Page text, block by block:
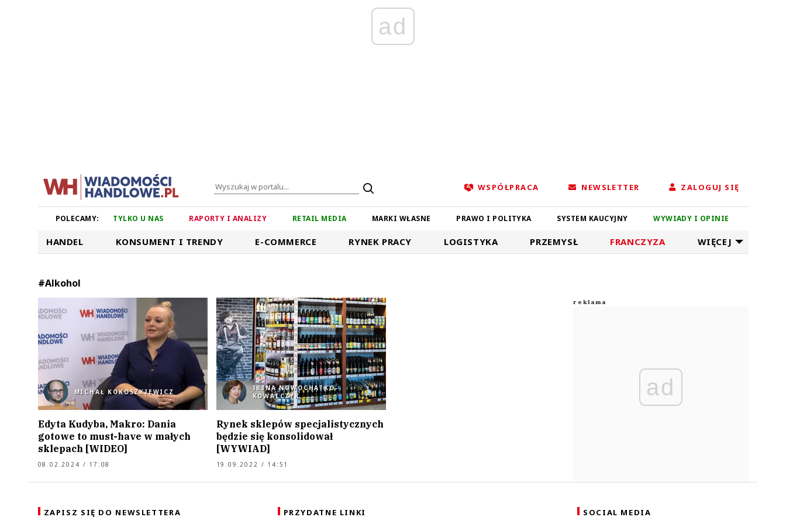
ad
WSPÓŁPRACA NEWSLETTER ZALOGUJ SIĘ
POLECAMY: TYLKO U NAS RAPORTY I ANALIZY RETAIL MEDIA MARKI WŁASNE PRAWO I POLITYKA SYSTEM KAUCYJNY WYWIADY I OPINIE
HANDEL KONSUMENT I TRENDY E-COMMERCE RYNEK PRACY LOGISTYKA PRZEMYSŁ FRANCZYZA WIĘCEJ
#Alkohol
MICHAŁ KOKOSZKIEWICZ
Edyta Kudyba, Makro: Dania
gotowe to must-have w małych
sklepach [WIDEO]
08.02.2024 / 17:08
IRINA NOWOCHATKO-
KOWALCZYK
Rynek sklepów specjalistycznych
będzie się konsolidował
[WYWIAD]
19.09.2022 / 14:51
ad
ZAPISZ SIĘ DO NEWSLETTERA PRZYDATNE LINKI SOCIAL MEDIA